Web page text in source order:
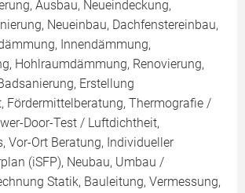
Ausbau, Neueindeckung,
Neueinbau, Dachfenstereinbau,
Innendämmung,
Hohlraumdämmung, Renovierung,
Erstellung
Fördermittelberatung, Thermografie /
Door-Test / Luftdichtheit,
Vor-Ort Beratung, Individueller
(iSFP), Neubau, Umbau /
Statik, Bauleitung, Vermessung,